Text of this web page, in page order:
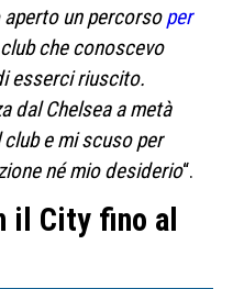
un percorsoper
che conoscevo
esserci riuscito.
dal Chelsea a metà
e mi scuso per
né mio desiderio“.
il City fino al